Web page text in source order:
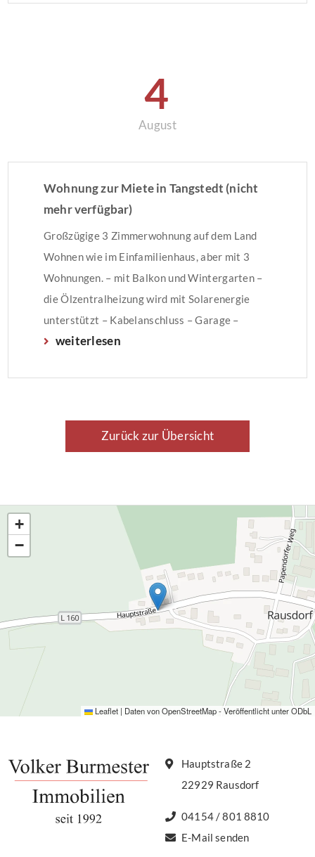
4
August
Wohnung zur Miete in Tangstedt (nicht
mehr verfügbar)
Großzügige 3 Zimmerwohnung auf dem Land
Wohnen wie im Einfamilienhaus, aber mit 3
Wohnungen. – mit Balkon und Wintergarten –
die Ölzentralheizung wird mit Solarenergie
unterstützt – Kabelanschluss – Garage –
Waschmaschinenanschluss in der Wohnung
weiterlesen
Zurück zur Übersicht
+
−
Leaflet | Daten vonOpenStreetMap- Veröffentlicht unterODbL
Hauptstraße 2
22929 Rausdorf
04154 / 801 8810
E-Mail senden